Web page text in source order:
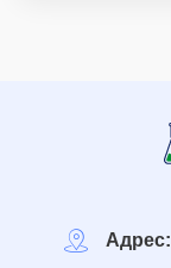
Адрес: